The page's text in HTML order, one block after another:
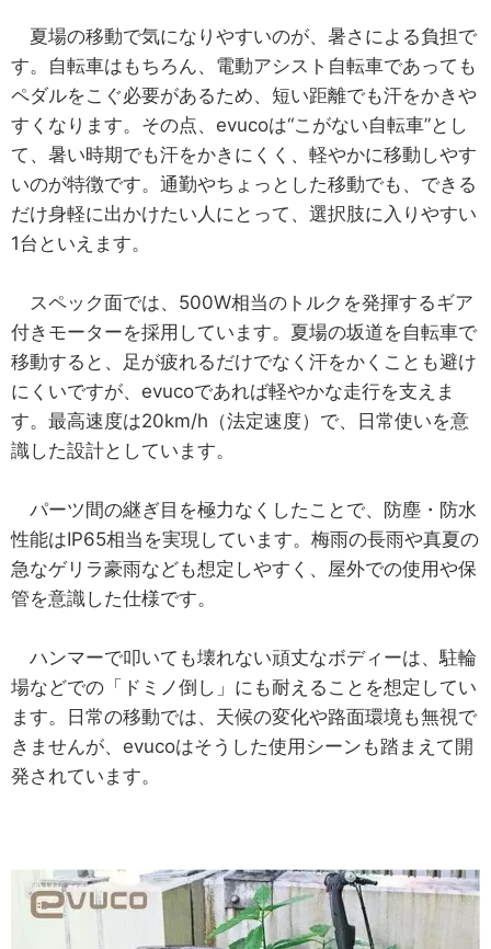
夏場の移動で気になりやすいのが、暑さによる負担で
す。自転車はもちろん、電動アシスト自転車であっても
ペダルをこぐ必要があるため、短い距離でも汗をかきや
すくなります。その点、evucoは“こがない自転車”とし
て、暑い時期でも汗をかきにくく、軽やかに移動しやす
いのが特徴です。通勤やちょっとした移動でも、できる
だけ身軽に出かけたい人にとって、選択肢に入りやすい
1台といえます。
スペック面では、500W相当のトルクを発揮するギア
付きモーターを採用しています。夏場の坂道を自転車で
移動すると、足が疲れるだけでなく汗をかくことも避け
にくいですが、evucoであれば軽やかな走行を支えま
す。最高速度は20km/h（法定速度）で、日常使いを意
識した設計としています。
パーツ間の継ぎ目を極力なくしたことで、防塵・防水
性能はIP65相当を実現しています。梅雨の長雨や真夏の
急なゲリラ豪雨なども想定しやすく、屋外での使用や保
管を意識した仕様です。
ハンマーで叩いても壊れない頑丈なボディーは、駐輪
場などでの「ドミノ倒し」にも耐えることを想定してい
ます。日常の移動では、天候の変化や路面環境も無視で
きませんが、evucoはそうした使用シーンも踏まえて開
発されています。